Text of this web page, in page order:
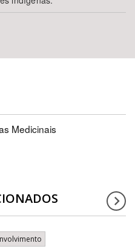
Medicinais